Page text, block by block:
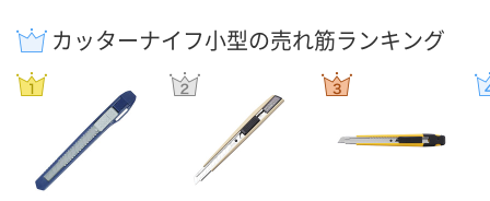
カッターナイフ小型の売れ筋ランキング